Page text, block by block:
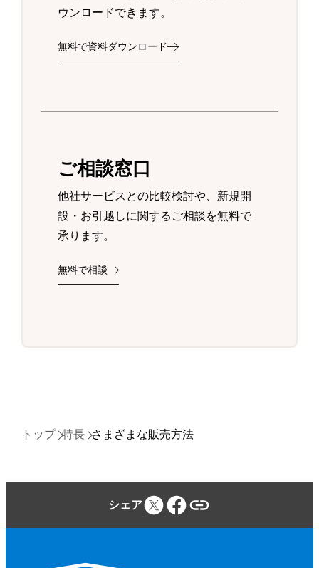
ウンロードできます。
無料で資料ダウンロード
ご相談窓口
他社サービスとの比較検討や、新規開
設・お引越しに関するご相談を無料で
承ります。
無料で相談
トップ 特長 さまざまな販売方法
シェア